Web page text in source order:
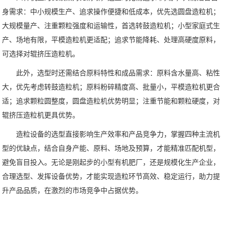
身需求：中小规模生产、追求操作便捷和低成本，优先选圆盘造粒机；
大规模量产、注重颗粒强度和运输性，首选转鼓造粒机；小型家庭式生
产、场地有限，平模造粒机更适配；追求节能降耗、处理高硬度原料，
可选择对辊挤压造粒机。
此外，选型时还需结合原料特性和成品需求：原料含水量高、粘性
大，优先考虑转鼓造粒机；原料粉碎精度高、批量小，平模造粒机更合
适；追求颗粒圆整度，圆盘造粒机优势明显；注重节能和颗粒硬度，对
辊挤压造粒机更具优势。
造粒设备的选型直接影响生产效率和产品竞争力，掌握四种主流机
型的优缺点，结合自身产能、原料、场地及预算，才能精准匹配机型，
避免盲目投入。无论是刚起步的小型有机肥厂，还是规模化生产企业，
合理选型、发挥设备优势，才能实现造粒环节高效、稳定运行，助力提
升产品品质，在激烈的市场竞争中占据优势。